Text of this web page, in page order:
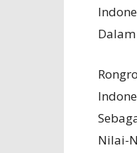
Nilai-